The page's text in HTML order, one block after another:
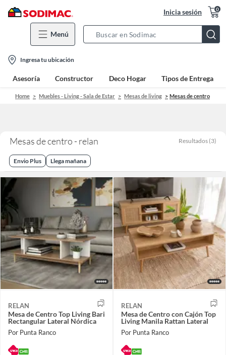
Inicia sesión 0
Menú
Bar
location-
icon
Ingresa tu ubicación
Asesoría Constructor Deco Hogar Tipos de Entrega
Home Muebles - Living - Sala de Estar Mesas de living Mesas de centro
Mesas de centro - relan Resultados (3)
Envio Plus Llega mañana
RELAN
Mesa de Centro Top Living Bari
Rectangular Lateral Nórdica
Por Punta Ranco
RELAN
Mesa de Centro con Cajón Top
Living Manila Rattan Lateral
Por Punta Ranco